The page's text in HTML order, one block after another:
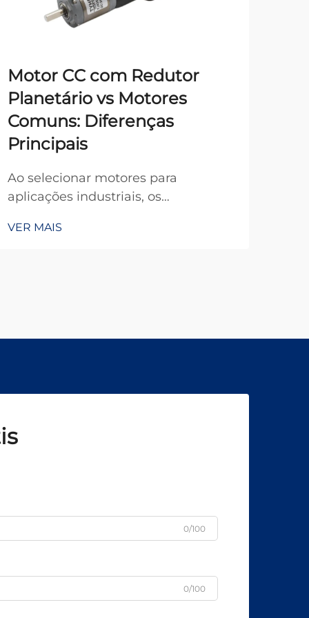
Motor CC com Redutor
Planetário vs Motores
Comuns: Diferenças
Principais
Ao selecionar motores para
aplicações industriais, os
decisão crítica entre motores DC
VER MAIS
0/100
0/100